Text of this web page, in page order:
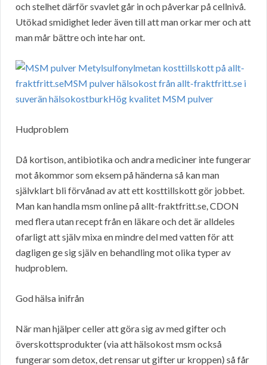
och stelhet därför svavlet går in och påverkar på cellnivå.
Utökad smidighet leder även till att man orkar mer och att
man mår bättre och inte har ont.
Hudproblem
Då kortison, antibiotika och andra mediciner inte fungerar
mot åkommor som eksem på händerna så kan man
självklart bli förvånad av att ett kosttillskott gör jobbet.
Man kan handla msm online på allt-fraktfritt.se, CDON
med flera utan recept från en läkare och det är alldeles
ofarligt att själv mixa en mindre del med vatten för att
dagligen ge sig själv en behandling mot olika typer av
hudproblem.
God hälsa inifrån
När man hjälper celler att göra sig av med gifter och
överskottsprodukter (via att hälsokost msm också
fungerar som detox, det rensar ut gifter ur kroppen) så får